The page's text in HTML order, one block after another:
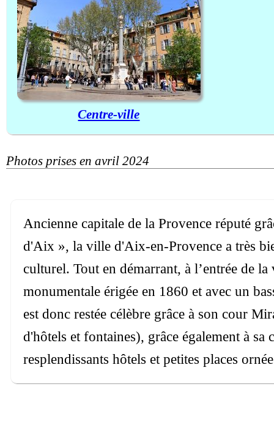
Centre-ville
Photos prises en avril 2024
Ancienne capitale de la Provence réputé
d'Aix », la ville d'Aix-en-Provence a très
culturel. Tout en démarrant, à l’entrée de
monumentale érigée en 1860 et avec un
est donc restée célèbre grâce à son cour
d'hôtels et fontaines), grâce également à sa
resplendissants hôtels et petites places